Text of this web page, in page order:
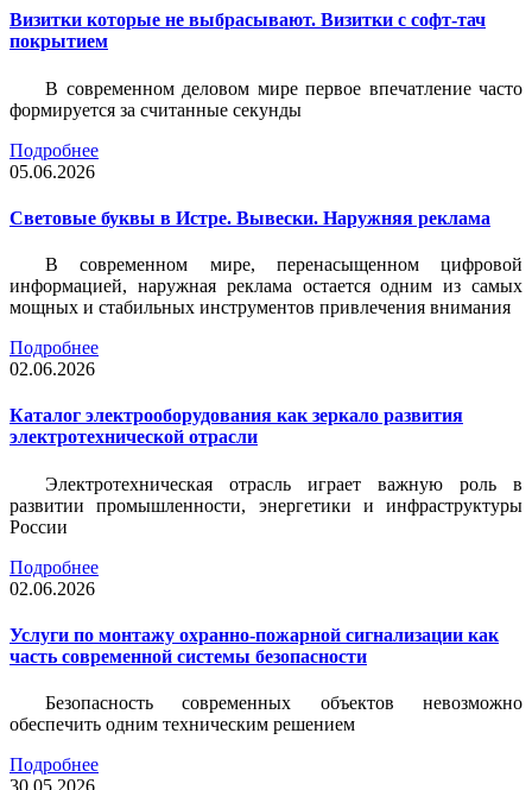
Визитки которые не выбрасывают. Визитки с софт-тач
покрытием
В современном деловом мире первое впечатление часто
формируется за считанные секунды
Подробнее
05.06.2026
Световые буквы в Истре. Вывески. Наружняя реклама
В современном мире, перенасыщенном цифровой
информацией, наружная реклама остается одним из самых
мощных и стабильных инструментов привлечения внимания
Подробнее
02.06.2026
Каталог электрооборудования как зеркало развития
электротехнической отрасли
Электротехническая отрасль играет важную роль в
развитии промышленности, энергетики и инфраструктуры
России
Подробнее
02.06.2026
Услуги по монтажу охранно-пожарной сигнализации как
часть современной системы безопасности
Безопасность современных объектов невозможно
обеспечить одним техническим решением
Подробнее